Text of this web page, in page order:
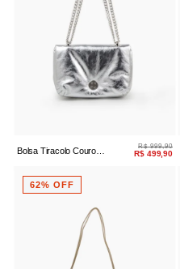
Bolsa Tiracolo Couro
R$ 999,90
R$ 499,90
62% OFF